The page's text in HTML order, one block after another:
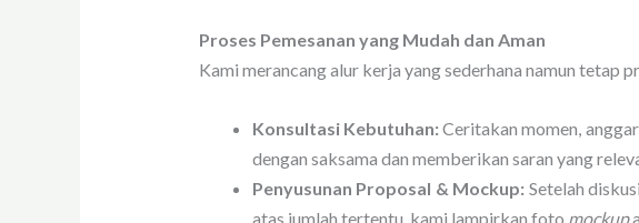
Proses Pemesanan yang Mudah dan Aman
Kami merancang alur kerja yang sederhana namun tetap
Konsultasi Kebutuhan: Ceritakan momen,
dengan saksama dan memberikan saran yang
Penyusunan Proposal & Mockup: Setelah
atas jumlah tertentu, kami lampirkan foto mockup